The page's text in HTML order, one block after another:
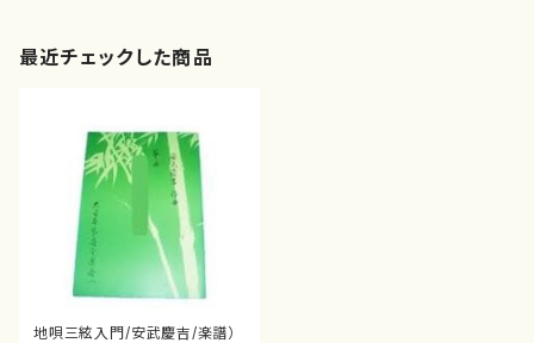
最近チェックした商品
地唄三絃入門/安武慶吉/楽譜）